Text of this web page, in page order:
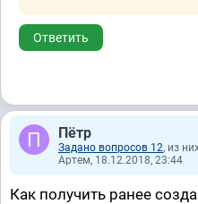
Ответить
Пётр
Задано вопросов 12, из
Артем, 18.12.2018, 23:44
Как получить ранее